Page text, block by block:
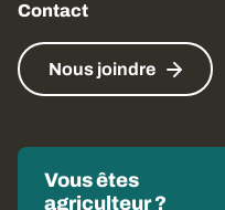
Contact
Nous joindre
Vous êtes
agriculteur ?